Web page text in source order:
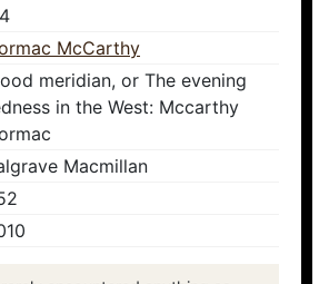
McCarthy
meridian, or The evening
in the West: Mccarthy
Macmillan